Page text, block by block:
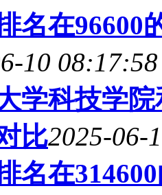
名在96600
10 08:17:58
学科技学
比2025-06-
名在